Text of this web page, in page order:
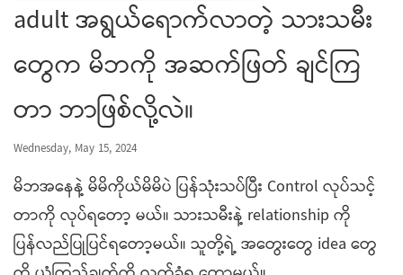
adult အရွယ်ရောက်လာတဲ့ သားသမီး
တွေက မိဘကို အဆက်ဖြတ် ချင်ကြ
တာ ဘာဖြစ်လို့လဲ။
Wednesday, May 15, 2024
မိဘအနေနဲ့ မိမိကိုယ်မိမိပဲ ပြန်သုံးသပ်ပြီး Control လုပ်သင့်
တာကို လုပ်ရတော့ မယ်။ သားသမီးနဲ့ relationship ကို
ပြန်လည်ပြုပြင်ရတော့မယ်။ သူတို့ရဲ့ အတွေးတွေ idea တွေ